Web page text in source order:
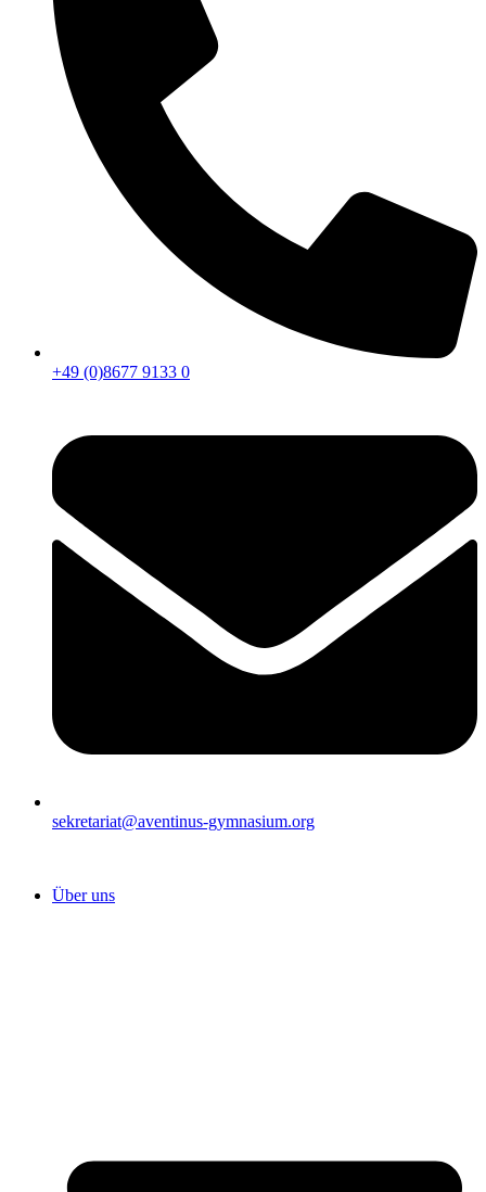
+49 (0)8677 9133 0
sekretariat@aventinus-gymnasium.org
Über uns